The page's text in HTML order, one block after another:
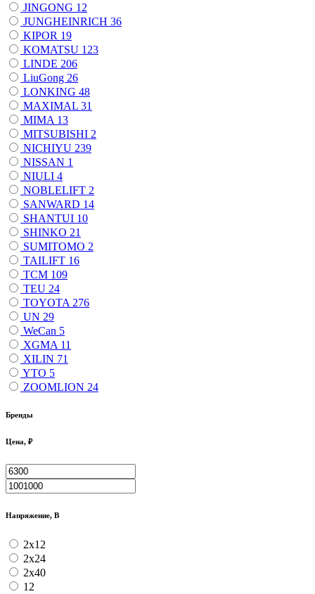
JINGONG 12
JUNGHEINRICH 36
KIPOR 19
KOMATSU 123
LINDE 206
LiuGong 26
LONKING 48
MAXIMAL 31
MIMA 13
MITSUBISHI 2
NICHIYU 239
NISSAN 1
NIULI 4
NOBLELIFT 2
SANWARD 14
SHANTUI 10
SHINKO 21
SUMITOMO 2
TAILIFT 16
TCM 109
TEU 24
TOYOTA 276
UN 29
WeCan 5
XGMA 11
XILIN 71
YTO 5
ZOOMLION 24
Бренды
Цена, ₽
Напряжение, В
2x12
2x24
2x40
12